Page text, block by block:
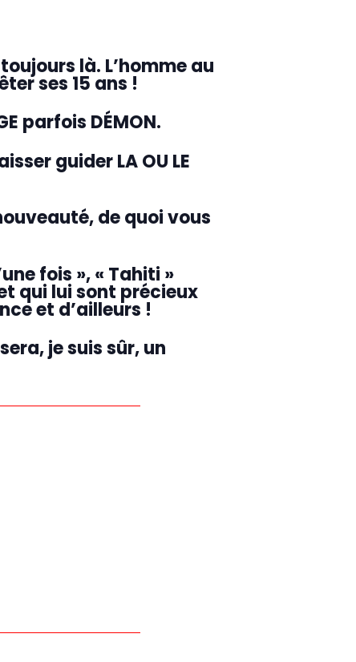
là. L’homme au
ses 15 ans !
parfois DÉMON.
guider LA OU LE
de quoi vous
fois », « Tahiti »
qui lui sont précieux
et d’ailleurs !
je suis sûr, un